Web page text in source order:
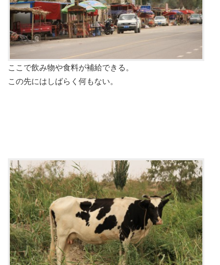
ここで飲み物や食料が補給できる。
この先にはしばらく何もない。